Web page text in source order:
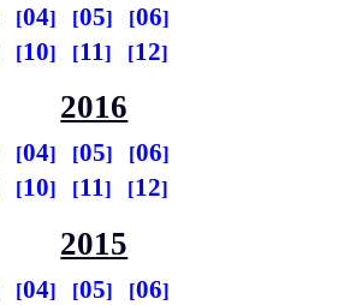
04 05
06
10 11 12
2016
04 05
06
10 11 12
2015
04 05
06